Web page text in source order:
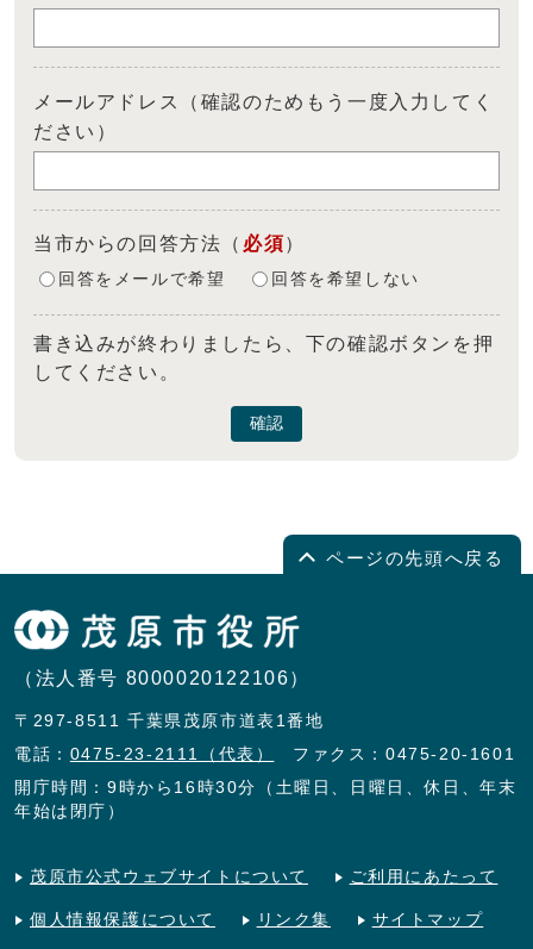
メールアドレス（確認のためもう一度入力してく
ださい）
当市からの回答方法 （ 必須）
回答をメールで希望 回答を希望しない
書き込みが終わりましたら、下の確認ボタンを押
してください。
確認
ページの先頭へ戻る
（法人番号 8000020122106）
〒297-8511 千葉県茂原市道表1番地
電話： 0475-23-2111（代表）
ファクス：0475-20-1601
開庁時間：9時から16時30分（土曜日、日曜日、休日、年末
年始は閉庁）
茂原市公式ウェブサイトについて ご利用にあたって
個人情報保護について リンク集 サイトマップ